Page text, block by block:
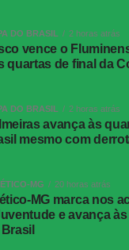
no horário de
Alisson Safira
Minda, aos 50
Rodrigues de Souza
Ang Ribeiro e
DO BRASIL 2 horas atrás
vence o
quartas de final da
DO BRASIL 2 horas atrás
avança às
mesmo com
MG 20 horas atrás
MG marca nos
e avança